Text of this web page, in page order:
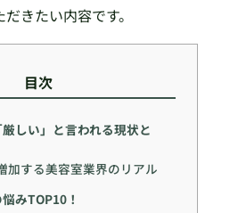
きたい内容です。
目次
しい」と言われる現状と
加する美容室業界のリアル
みTOP10！